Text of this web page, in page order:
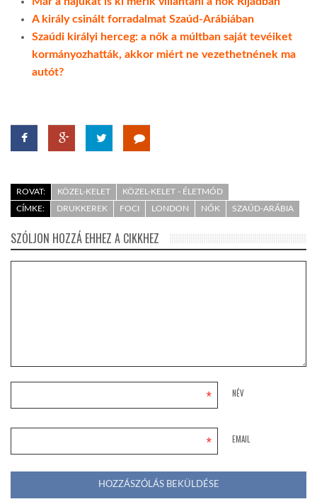
A király csinált forradalmat Szaúd-Arábiában
Szaúdi királyi herceg: a nők a múltban saját tevéiket
kormányozhatták, akkor miért ne vezethetnének ma
autót?
ROVAT: KÖZEL-KELET
KÖZEL-KELET - ÉLETMÓD
CÍMKE:
DRUKKEREK FOCI LONDON NŐK SZAÚD-ARÁBIA
SZÓLJON HOZZÁ EHHEZ A CIKKHEZ
NÉV
*
EMAIL
*